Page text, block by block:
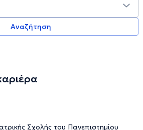
Αναζήτηση
Σχολής του Πανεπιστημίου